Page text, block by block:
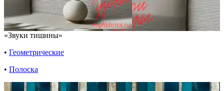
«Звуки тишины»
• Геометрические
• Полоска